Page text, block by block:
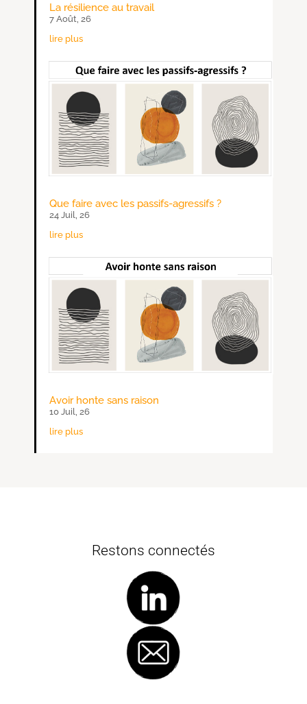
La résilience au travail
7 Août, 26
lire plus
Que faire avec les passifs-agressifs ?
24 Juil, 26
lire plus
Avoir honte sans raison
10 Juil, 26
lire plus
Restons connectés